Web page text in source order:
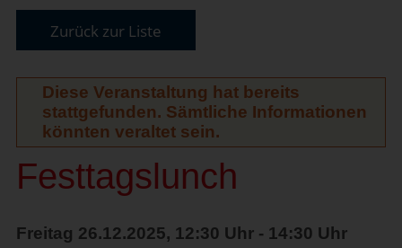
Zurück zur Liste
Diese Veranstaltung hat bereits
stattgefunden. Sämtliche Informationen
könnten veraltet sein.
Festtagslunch
Freitag 26.12.2025, 12:30 Uhr - 14:30 Uhr